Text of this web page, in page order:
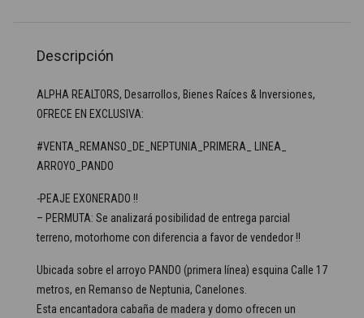
Descripción
ALPHA REALTORS, Desarrollos, Bienes Raíces & Inversiones,
OFRECE EN EXCLUSIVA:
#VENTA_REMANSO_DE_NEPTUNIA_PRIMERA_ LINEA_
ARROYO_PANDO
-PEAJE EXONERADO !!
– PERMUTA: Se analizará posibilidad de entrega parcial
terreno, motorhome con diferencia a favor de vendedor !!
Ubicada sobre el arroyo PANDO (primera línea) esquina Calle 17
metros, en Remanso de Neptunia, Canelones.
Esta encantadora cabaña de madera y domo ofrecen un